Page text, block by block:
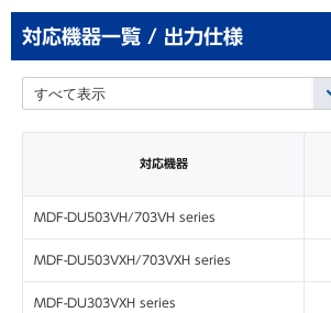
対応機器一覧 / 出力仕様
対応機器
MDF-DU503VH/703VH series
MDF-DU503VXH/703VXH series
MDF-DU303VXH series